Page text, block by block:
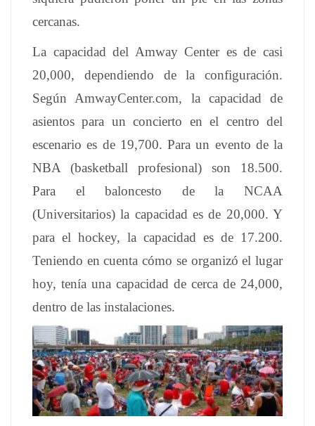
cercanas.
La capacidad del Amway Center es de casi
20,000, dependiendo de la configuración.
Según AmwayCenter.com, la capacidad de
asientos para un concierto en el centro del
escenario es de 19,700. Para un evento de la
NBA (basketball profesional) son 18.500.
Para el baloncesto de la NCAA
(Universitarios) la capacidad es de 20,000. Y
para el hockey, la capacidad es de 17.200.
Teniendo en cuenta cómo se organizó el lugar
hoy, tenía una capacidad de cerca de 24,000,
dentro de las instalaciones.